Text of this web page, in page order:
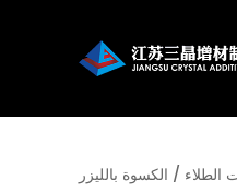
الطلاء / الكسوة بالليزر